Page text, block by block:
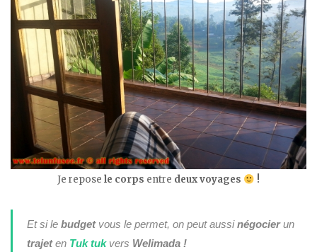
Je reposele corps entre deux voyages !
Et si le budgetvous le permet, on peut aussinégocierun
trajeten Tuk tukvers Welimada !